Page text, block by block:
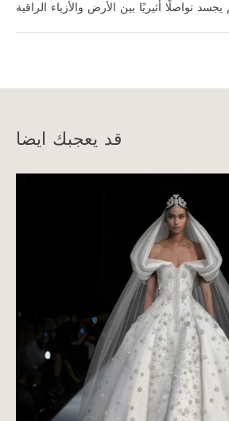
قد يعجبك ايضا